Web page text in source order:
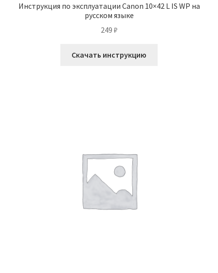
Инструкция по эксплуатации Canon 10×42 L IS WP на
русском языке
249 ₽
Скачать инструкцию